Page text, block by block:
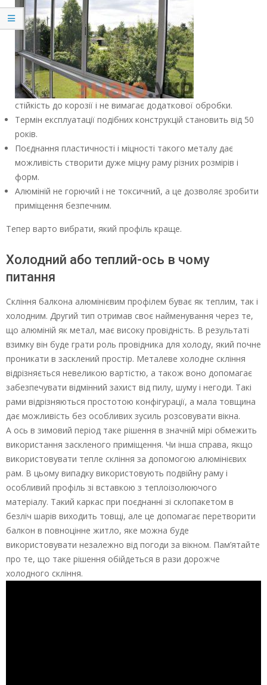
стійкість до корозії і не вимагає додаткової обробки.
Термін експлуатації подібних конструкцій становить від 50
років.
Поєднання пластичності і міцності такого металу дає
можливість створити дуже міцну раму різних розмірів і
форм.
Алюміній не горючий і не токсичний, а це дозволяє зробити
приміщення безпечним.
Тепер варто вибрати, який профіль краще.
Холодний або теплий-ось в чому
питання
Скління балкона алюмінієвим профілем буває як теплим, так і
холодним. Другий тип отримав своє найменування через те,
що алюміній як метал, має високу провідність. В результаті
взимку він буде грати роль провідника для холоду, який почне
проникати в засклений простір. Металеве холодне скління
відрізняється невеликою вартістю, а також воно допомагає
забезпечувати відмінний захист від пилу, шуму і негоди. Такі
рами відрізняються простотою конфігурації, а мала товщина
дає можливість без особливих зусиль розсовувати вікна.
А ось в зимовий період таке рішення в значній мірі обмежить
використання заскленого приміщення. Чи інша справа, якщо
використовувати тепле скління за допомогою алюмінієвих
рам. В цьому випадку використовують подвійну раму і
особливий профіль зі вставкою з теплоізолюючого
матеріалу. Такий каркас при поєднанні зі склопакетом в
безліч шарів виходить товщі, але це допомагає перетворити
балкон в повноцінне житло, яке можна буде
використовувати незалежно від погоди за вікном. Пам’ятайте
про те, що таке рішення обійдеться в рази дорожче
холодного скління.